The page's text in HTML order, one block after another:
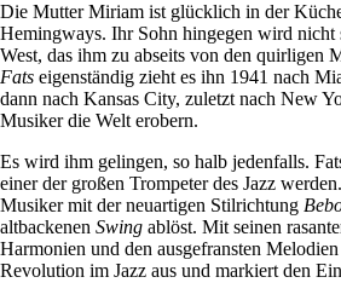
Die Mutter Miriam ist glücklich in der
Hemingways. Ihr Sohn hingegen wird
West, das ihm zu abseits von den quirligen
Fats eigenständig zieht es ihn 1941 nach
dann nach Kansas City, zuletzt nach New
Musiker die Welt erobern.
Es wird ihm gelingen, so halb jedenfalls.
einer der großen Trompeter des Jazz
Musiker mit der neuartigen Stilrichtung
altbackenen Swing ablöst. Mit seinen
Harmonien und den ausgefransten
Revolution im Jazz aus und markiert den